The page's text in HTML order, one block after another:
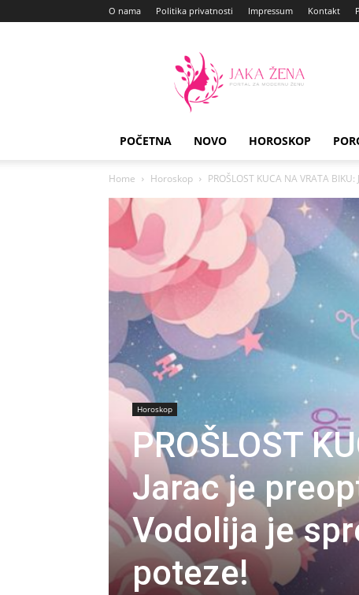
O nama Politika privatnosti Impressum Kontakt
Zena
POČETNA NOVO HOROSKOP
Home Horoskop PROŠLOST KUCA NA VRATA
Horoskop
PROŠLOST
Jarac je
Vodolija je
poteze!